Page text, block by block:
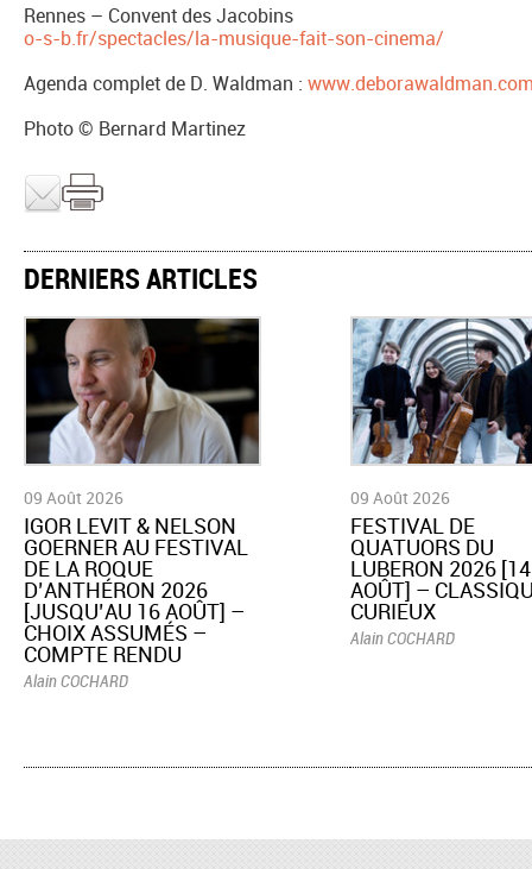
Rennes – Convent des Jacobins
o-s-b.fr/spectacles/la-musique-fait-son-cinema/
Agenda complet de D. Waldman :
Photo © Bernard Martinez
DERNIERS ARTICLES
09 Août 2026
​IGOR LEVIT & NELSON
GOERNER AU FESTIVAL
DE LA ROQUE
D’ANTHÉRON 2026
[JUSQU’AU 16 AOÛT] –
CHOIX ASSUMÉS –
COMPTE RENDU
Alain COCHARD
09 Août 2026
​FESTIVAL DE
QUATUORS DU
LUBERON 2026
AOÛT] –
CURIEUX
Alain COCHARD